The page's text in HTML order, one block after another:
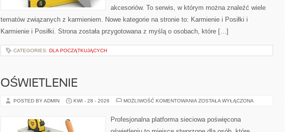
akcesoriów. To serwis, w którym można znaleźć wiele
tematów związanych z karmieniem. Nowe kategorie na stronie to: Karmienie i Posiłki i
Karmienie i Posiłki. Strona została przygotowana z myślą o osobach, które […]
CATEGORIES: DLA POCZĄTKUJĄCYCH
OŚWIETLENIE
POSTED BY ADMIN KWI - 28 - 2026 MOŻLIWOŚĆ KOMENTOWANIA OŚWIETLENIE
ZOSTAŁA WYŁĄCZONA
Profesjonalna platforma sieciowa poświęcona